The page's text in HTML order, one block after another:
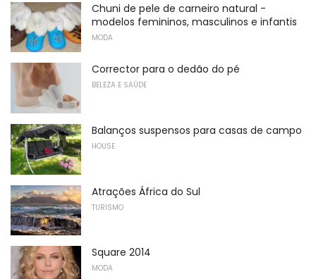
Chuni de pele de carneiro natural -
modelos femininos, masculinos e infantis
MODA
Corrector para o dedão do pé
BELEZA E SAÚDE
Balanços suspensos para casas de campo
HOUSE
Atrações África do Sul
TURISMO
Square 2014
MODA